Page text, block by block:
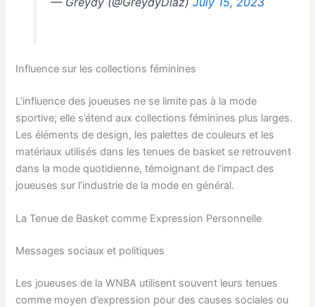
Influence sur les collections féminines
L’influence des joueuses ne se limite pas à la mode
sportive; elle s’étend aux collections féminines plus larges.
Les éléments de design, les palettes de couleurs et les
matériaux utilisés dans les tenues de basket se retrouvent
dans la mode quotidienne, témoignant de l’impact des
joueuses sur l’industrie de la mode en général.
La Tenue de Basket comme Expression Personnelle
Messages sociaux et politiques
Les joueuses de la WNBA utilisent souvent leurs tenues
comme moyen d’expression pour des causes sociales ou